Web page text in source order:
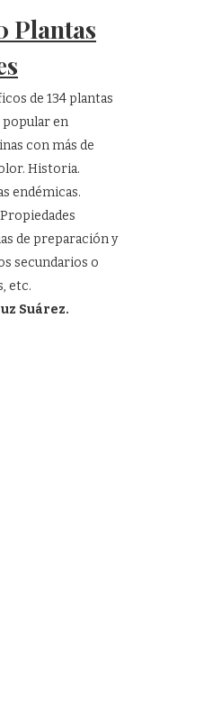
Plantas
de 134 plantas
popular en
con más de
Historia.
endémicas.
de preparación y
secundarios o
etc.
Suárez.